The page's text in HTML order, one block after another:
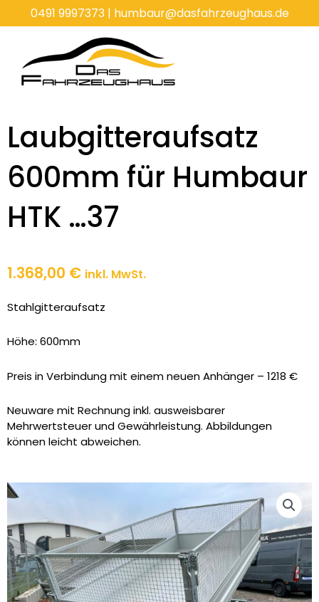
0491 9997373| humbaur@dasfahrzeughaus.de
Laubgitteraufsatz
600mm für Humbaur
HTK …37
1.368,00 € inkl. MwSt.
Stahlgitteraufsatz
Höhe: 600mm
Preis in Verbindung mit einem neuen Anhänger – 1218 €
Neuware mit Rechnung inkl. ausweisbarer
Mehrwertsteuer und Gewährleistung. Abbildungen
können leicht abweichen.